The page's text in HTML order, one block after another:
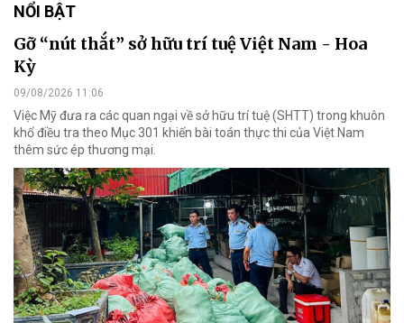
NỔI BẬT
Gỡ “nút thắt” sở hữu trí tuệ Việt Nam - Hoa
Kỳ
09/08/2026 11:06
Việc Mỹ đưa ra các quan ngại về sở hữu trí tuệ (SHTT) trong khuôn
khổ điều tra theo Mục 301 khiến bài toán thực thi của Việt Nam
thêm sức ép thương mại.